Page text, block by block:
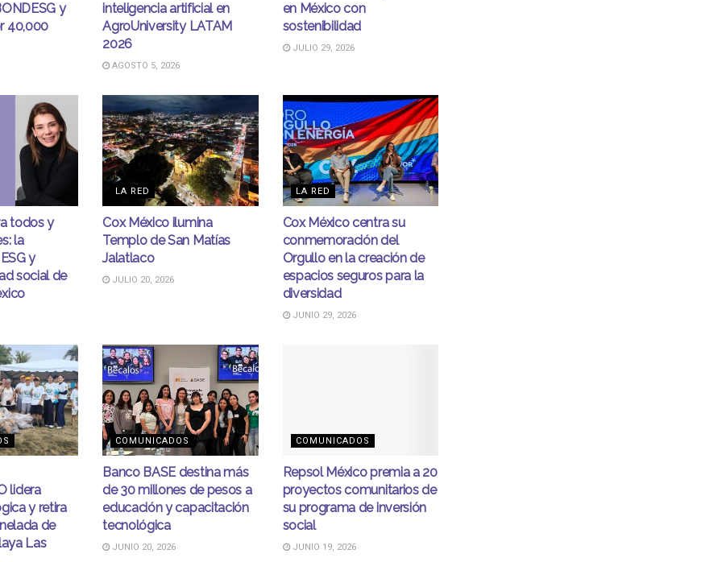
y
40,000
inteligencia artificial en
AgroUniversity LATAM
2026
AGOSTO 5, 2026
en México con
sostenibilidad
JULIO 29, 2026
todos y
la
y
social de
LA RED
Cox México ilumina
Templo de San Matías
Jalatlaco
JULIO 20, 2026
LA RED
Cox México centra su
conmemoración del
Orgullo en la creación de
espacios seguros para la
diversidad
JUNIO 29, 2026
lidera
y retira
de
Las
COMUNICADOS
Banco BASE destina más
de 30 millones de pesos a
educación y capacitación
tecnológica
JUNIO 20, 2026
COMUNICADOS
Repsol México premia a 20
proyectos comunitarios de
su programa de inversión
social
JUNIO 19, 2026